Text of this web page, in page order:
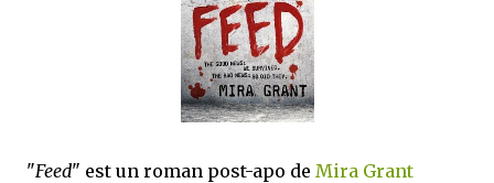
mettre sous tous les yeux. C'est cela...
"Feed" est un roman post-apo de Mira Grant